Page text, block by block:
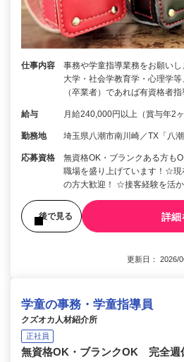
仕事内容
事務や学童指導業務をお願い
大学・社会学教育学・心理学
（卒業者）であれば有資格者
給与 月給240,000円以上（賞与年2ヶ
勤務地 埼玉県八潮市南川崎／TX「八
応募資格
無資格OK・ブランクある方
職場を盛り上げています！☆現
の方大歓迎！ ☆接客経験を活
後で見る 詳細
更新日： 2026/
学童の事務・学童指導員
クズオカ人材紹介所
正社員
無資格OK・ブランクOK 完全週